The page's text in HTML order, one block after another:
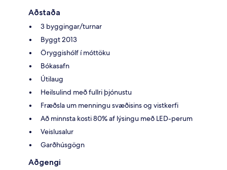
Aðstaða
3 byggingar/turnar
Byggt 2013
Öryggishólf í móttöku
Bókasafn
Útilaug
Heilsulind með fullri þjónustu
Fræðsla um menningu svæðisins og vistkerfi
Að minnsta kosti 80% af lýsingu með LED-perum
Veislusalur
Garðhúsgögn
Aðgengi